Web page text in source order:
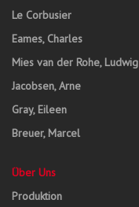
Le Corbusier
Eames, Charles
Mies van der Rohe, Ludwig
Jacobsen, Arne
Gray, Eileen
Breuer, Marcel
Über Uns
Produktion